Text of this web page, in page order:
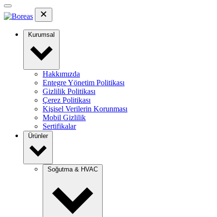
Kurumsal
Hakkımızda
Entegre Yönetim Politikası
Gizlilik Politikası
Çerez Politikası
Kişisel Verilerin Korunması
Mobil Gizlilik
Sertifikalar
Ürünler
Soğutma & HVAC